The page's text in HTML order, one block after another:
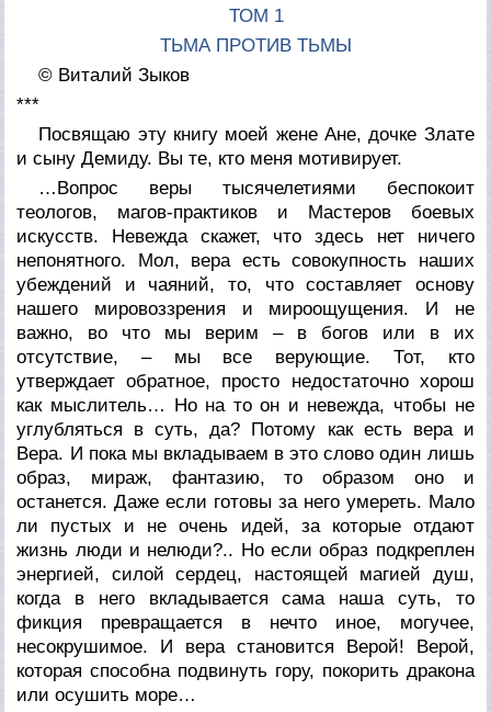
ТОМ 1
ТЬМА ПРОТИВ ТЬМЫ
© Виталий Зыков
***
Посвящаю эту книгу моей жене Ане, дочке Злате
и сыну Демиду. Вы те, кто меня мотивирует.
…Вопрос веры тысячелетиями беспокоит
теологов, магов-практиков и Мастеров боевых
искусств. Невежда скажет, что здесь нет ничего
непонятного. Мол, вера есть совокупность наших
убеждений и чаяний, то, что составляет основу
нашего мировоззрения и мироощущения. И не
важно, во что мы верим – в богов или в их
отсутствие, – мы все верующие. Тот, кто
утверждает обратное, просто недостаточно хорош
как мыслитель… Но на то он и невежда, чтобы не
углубляться в суть, да? Потому как есть вера и
Вера. И пока мы вкладываем в это слово один лишь
образ, мираж, фантазию, то образом оно и
останется. Даже если готовы за него умереть. Мало
ли пустых и не очень идей, за которые отдают
жизнь люди и нелюди?.. Но если образ подкреплен
энергией, силой сердец, настоящей магией душ,
когда в него вкладывается сама наша суть, то
фикция превращается в нечто иное, могучее,
несокрушимое. И вера становится Верой! Верой,
которая способна подвинуть гору, покорить дракона
или осушить море…